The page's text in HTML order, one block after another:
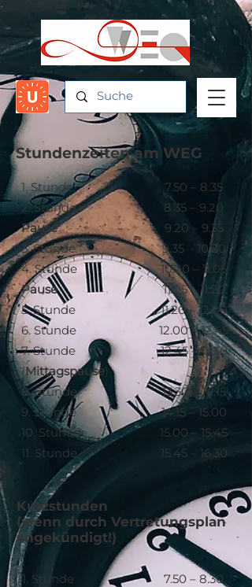
Stundenzeiten am WEG
1. Stunde
2. Stunde
Pause
3. Stunde
4. Stunde
Pause
5. Stunde
6. Stunde
7. Stunde
(Mittagspause)
8. Stunde
9. Stunde
10. Stunde
11. Stunde
7.50 – 8.35
8.35 – 9.20
9.20 – 9.35
9.35 – 10.20
10.20 – 11.05
11.05 – 11.20
11.20 – 12.00
12.00 – 12.45
12.45 – 13.30
13.30 – 14.15
14.15 – 15.00
15.00 – 15.45
15.45 – 16.30
Kurzstunden
(wenn durch Vertretungsplan
angekündigt!)
1. Stunde
7.50 – 8.30